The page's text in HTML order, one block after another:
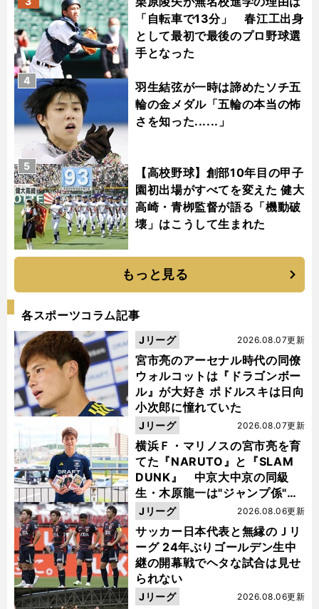
「自転車で13分」 春江工出身
として最初で最後のプロ野球選
手となった
羽生結弦が一時は諦めたソチ五
輪の金メダル「五輪の本当の怖
さを知った......」
4
【高校野球】創部10年目の甲子
園初出場がすべてを変えた 健大
高崎・青栁監督が語る「機動破
壊」はこうして生まれた
5
もっと見る
各スポーツコラム記事
宮市亮のアーセナル時代の同僚
ウォルコットは『ドラゴンボー
ル』が大好き ポドルスキは日向
小次郎に憧れていた
2026.08.07更新
Jリーグ
横浜Ｆ・マリノスの宮市亮を育
てた『NARUTO』と『SLAM
DUNK』 中京大中京の同級
生・木原龍一は"ジャンプ係"だ
った
2026.08.07更新
Jリーグ
サッカー日本代表と無縁のＪリ
ーグ 24年ぶりゴールデン生中
継の開幕戦でヘタな試合は見せ
られない
2026.08.06更新
Jリーグ
2026.08.06更新
Jリーグ